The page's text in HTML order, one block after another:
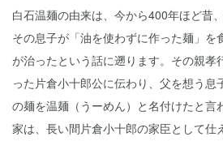
白石温麺の由来は、今から400年ほど昔
その息子が「油を使わずに作った麺」を
が治ったという話に遡ります。その親孝
った片倉小十郎公に伝わり、父を想う息
の麺を温麺（うーめん）と名付けたと言
家は、長い間片倉小十郎の家臣として仕